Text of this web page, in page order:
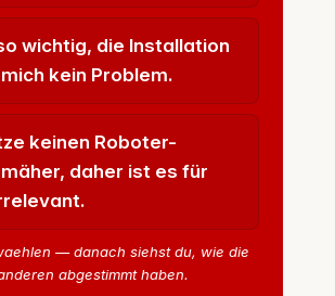
wichtig, die Installation
kein Problem.
keinen Roboter-
daher ist es für
abgestimmt haben.